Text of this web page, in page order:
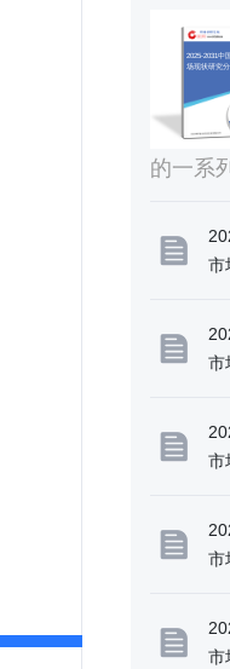
2025-2031中
场现状研究分
的一系
市
市
市
市
市